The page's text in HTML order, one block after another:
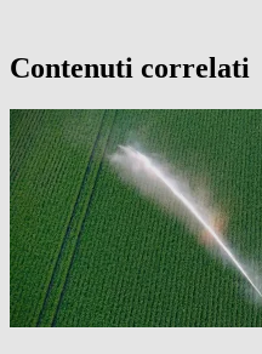
Contenuti correlati